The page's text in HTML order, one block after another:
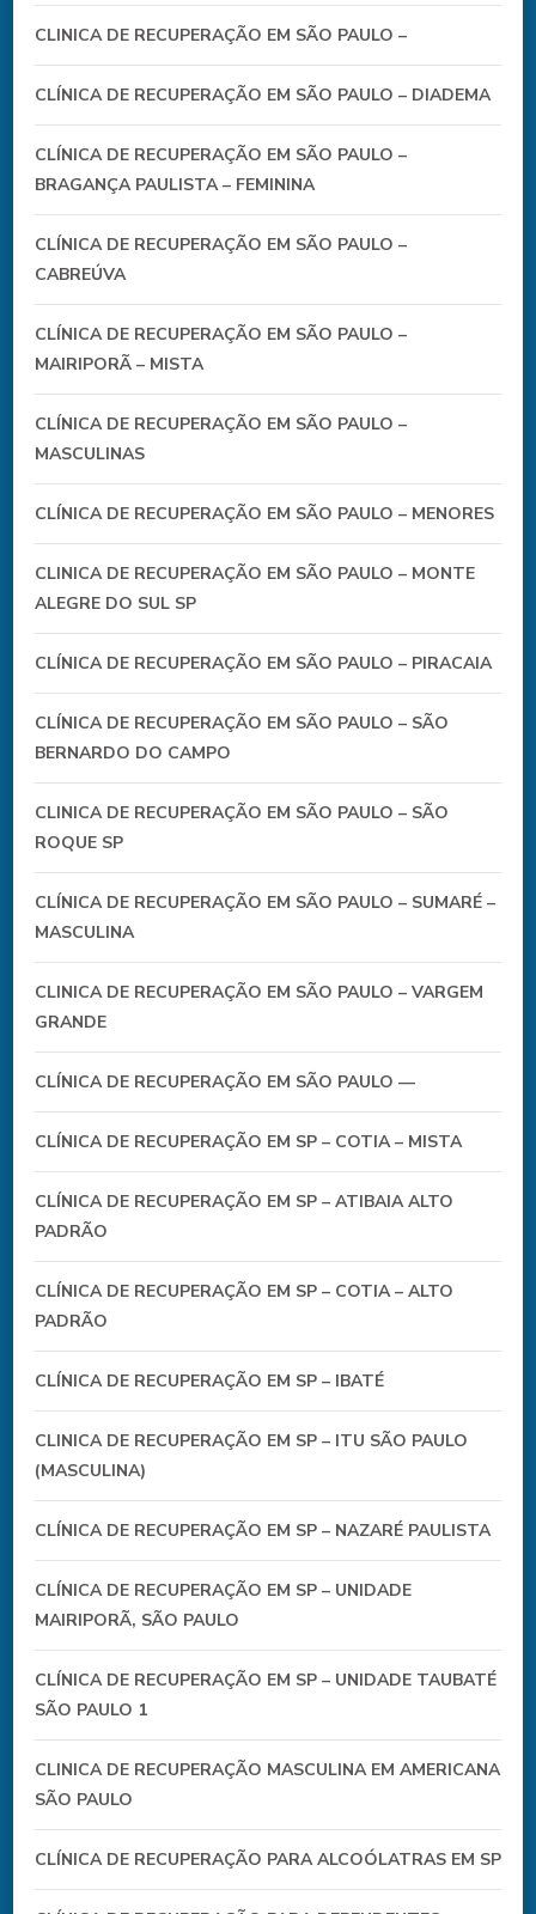
CLINICA DE RECUPERAÇÃO EM SÃO PAULO –
CLÍNICA DE RECUPERAÇÃO EM SÃO PAULO – DIADEMA
CLÍNICA DE RECUPERAÇÃO EM SÃO PAULO –
BRAGANÇA PAULISTA – FEMININA
CLÍNICA DE RECUPERAÇÃO EM SÃO PAULO –
CABREÚVA
CLÍNICA DE RECUPERAÇÃO EM SÃO PAULO –
MAIRIPORÃ – MISTA
CLÍNICA DE RECUPERAÇÃO EM SÃO PAULO –
MASCULINAS
CLÍNICA DE RECUPERAÇÃO EM SÃO PAULO – MENORES
CLINICA DE RECUPERAÇÃO EM SÃO PAULO – MONTE
ALEGRE DO SUL SP
CLÍNICA DE RECUPERAÇÃO EM SÃO PAULO – PIRACAIA
CLÍNICA DE RECUPERAÇÃO EM SÃO PAULO – SÃO
BERNARDO DO CAMPO
CLINICA DE RECUPERAÇÃO EM SÃO PAULO – SÃO
ROQUE SP
CLÍNICA DE RECUPERAÇÃO EM SÃO PAULO – SUMARÉ –
MASCULINA
CLINICA DE RECUPERAÇÃO EM SÃO PAULO – VARGEM
GRANDE
CLÍNICA DE RECUPERAÇÃO EM SÃO PAULO —
CLÍNICA DE RECUPERAÇÃO EM SP – COTIA – MISTA
CLÍNICA DE RECUPERAÇÃO EM SP – ATIBAIA ALTO
PADRÃO
CLÍNICA DE RECUPERAÇÃO EM SP – COTIA – ALTO
PADRÃO
CLÍNICA DE RECUPERAÇÃO EM SP – IBATÉ
CLINICA DE RECUPERAÇÃO EM SP – ITU SÃO PAULO
(MASCULINA)
CLÍNICA DE RECUPERAÇÃO EM SP – NAZARÉ PAULISTA
CLÍNICA DE RECUPERAÇÃO EM SP – UNIDADE
MAIRIPORÃ, SÃO PAULO
CLÍNICA DE RECUPERAÇÃO EM SP – UNIDADE TAUBATÉ
SÃO PAULO 1
CLINICA DE RECUPERAÇÃO MASCULINA EM AMERICANA
SÃO PAULO
CLÍNICA DE RECUPERAÇÃO PARA ALCOÓLATRAS EM SP